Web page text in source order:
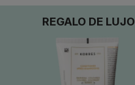
REGALO DE LUJO